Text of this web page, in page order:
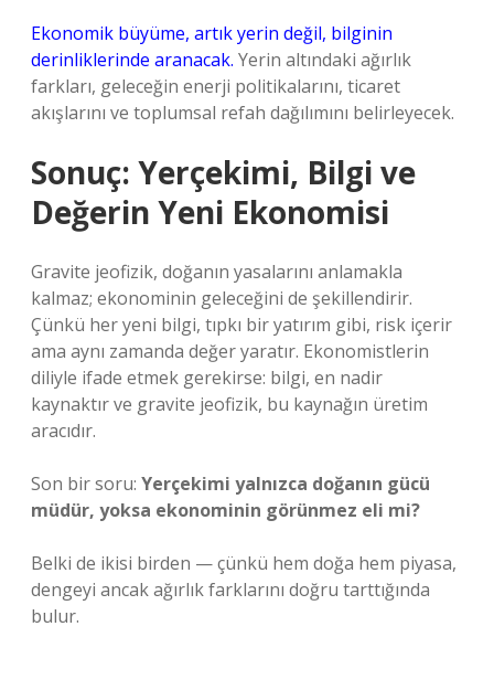
Ekonomik büyüme, artık yerin değil, bilginin
derinliklerinde aranacak. Yerin altındaki ağırlık
farkları, geleceğin enerji politikalarını, ticaret
akışlarını ve toplumsal refah dağılımını belirleyecek.
Sonuç: Yerçekimi, Bilgi ve
Değerin Yeni Ekonomisi
Gravite jeofizik, doğanın yasalarını anlamakla
kalmaz; ekonominin geleceğini de şekillendirir.
Çünkü her yeni bilgi, tıpkı bir yatırım gibi, risk içerir
ama aynı zamanda değer yaratır. Ekonomistlerin
diliyle ifade etmek gerekirse: bilgi, en nadir
kaynaktır ve gravite jeofizik, bu kaynağın üretim
aracıdır.
Son bir soru: Yerçekimi yalnızca doğanın gücü
müdür, yoksa ekonominin görünmez eli mi?
Belki de ikisi birden — çünkü hem doğa hem piyasa,
dengeyi ancak ağırlık farklarını doğru tarttığında
bulur.